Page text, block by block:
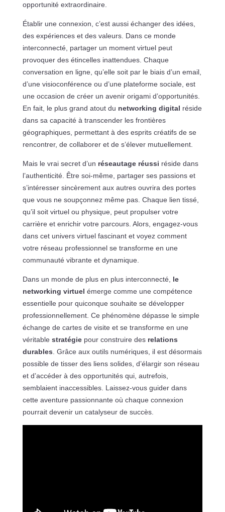
opportunité extraordinaire.
Établir une connexion, c’est aussi échanger des idées,
des expériences et des valeurs. Dans ce monde
interconnecté, partager un moment virtuel peut
provoquer des étincelles inattendues. Chaque
conversation en ligne, qu’elle soit par le biais d’un email,
d’une visioconférence ou d’une plateforme sociale, est
une occasion de créer un avenir origami d’opportunités.
En fait, le plus grand atout du networking digital réside
dans sa capacité à transcender les frontières
géographiques, permettant à des esprits créatifs de se
rencontrer, de collaborer et de s’élever mutuellement.
Mais le vrai secret d’un réseautage réussi réside dans
l’authenticité. Être soi-même, partager ses passions et
s’intéresser sincèrement aux autres ouvrira des portes
que vous ne soupçonnez même pas. Chaque lien tissé,
qu’il soit virtuel ou physique, peut propulser votre
carrière et enrichir votre parcours. Alors, engagez-vous
dans cet univers virtuel fascinant et voyez comment
votre réseau professionnel se transforme en une
communauté vibrante et dynamique.
Dans un monde de plus en plus interconnecté, le
networking virtuel émerge comme une compétence
essentielle pour quiconque souhaite se développer
professionnellement. Ce phénomène dépasse le simple
échange de cartes de visite et se transforme en une
véritable stratégiepour construire des relations
durables . Grâce aux outils numériques, il est désormais
possible de tisser des liens solides, d’élargir son réseau
et d’accéder à des opportunités qui, autrefois,
semblaient inaccessibles. Laissez-vous guider dans
cette aventure passionnante où chaque connexion
pourrait devenir un catalyseur de succès.